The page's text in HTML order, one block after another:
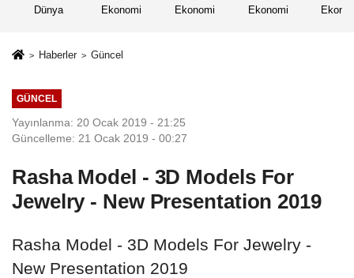
Dünya Ekonomi Ekonomi Ekonomi
Haberler Güncel
GÜNCEL
Yayınlanma: 20 Ocak 2019 - 21:25
Güncelleme: 21 Ocak 2019 - 00:27
Rasha Model - 3D Models For
Jewelry - New Presentation 2019
Rasha Model - 3D Models For Jewelry -
New Presentation 2019